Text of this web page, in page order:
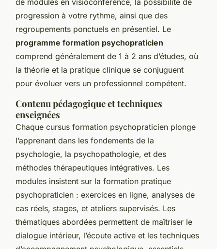
progression à votre rythme, ainsi que des
regroupements ponctuels en présentiel. Le
programme formation psychopraticien
comprend généralement de 1 à 2 ans d’études, où
la théorie et la pratique clinique se conjuguent
pour évoluer vers un professionnel compétent.
Contenu pédagogique et techniques
enseignées
Chaque cursus formation psychopraticien plonge
l’apprenant dans les fondements de la
psychologie, la psychopathologie, et des
méthodes thérapeutiques intégratives. Les
modules insistent sur la formation pratique
psychopraticien : exercices en ligne, analyses de
cas réels, stages, et ateliers supervisés. Les
thématiques abordées permettent de maîtriser le
dialogue intérieur, l’écoute active et les techniques